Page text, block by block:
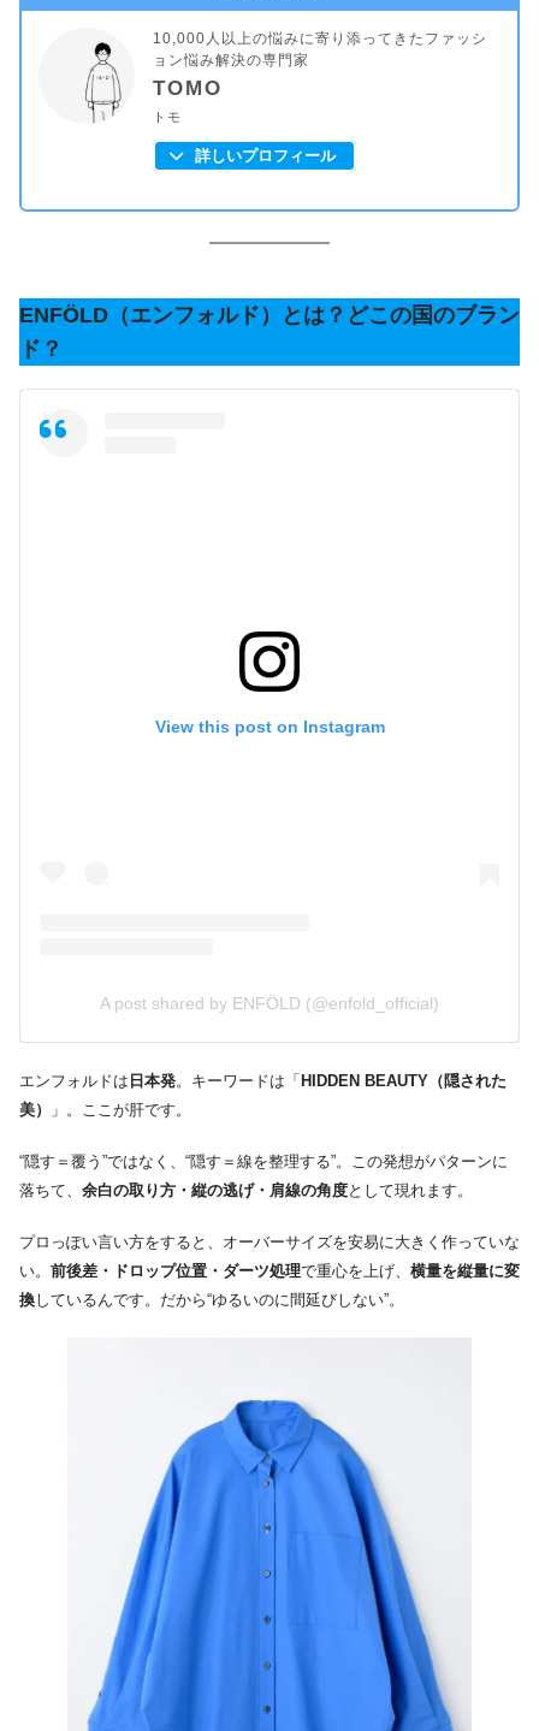
10,000人以上の悩みに寄り添ってきたファッシ
ョン悩み解決の専門家
TOMO
トモ
詳しいプロフィール
ENFÖLD（エンフォルド）とは？どこの国のブラン
ド？
View this post on Instagram
A post shared by ENFÖLD (@enfold_official)
エンフォルドは 日本発。キーワードは「HIDDEN BEAUTY（隠された
美）
」。ここが肝です。
“隠す＝覆う”ではなく、“隠す＝線を整理する”。この発想がパターンに
落ちて、 余白の取り方・縦の逃げ・肩線の角度として現れます。
プロっぽい言い方をすると、オーバーサイズを安易に大きく作っていな
い。 前後差・ドロップ位置・ダーツ処理で重心を上げ、 横量を縦量に変
換しているんです。だから“ゆるいのに間延びしない”。